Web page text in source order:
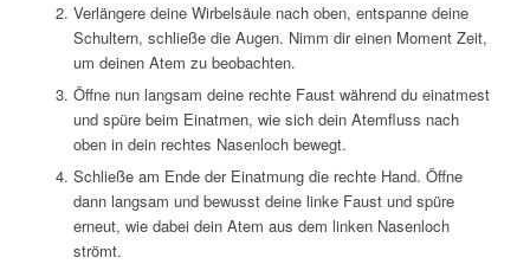
Verlängere deine Wirbelsäule nach oben, entspanne deine
Schultern, schließe die Augen. Nimm dir einen Moment Zeit,
um deinen Atem zu beobachten.
Öffne nun langsam deine rechte Faust während du einatmest
und spüre beim Einatmen, wie sich dein Atemfluss nach
oben in dein rechtes Nasenloch bewegt.
Schließe am Ende der Einatmung die rechte Hand. Öffne
dann langsam und bewusst deine linke Faust und spüre
erneut, wie dabei dein Atem aus dem linken Nasenloch
strömt.